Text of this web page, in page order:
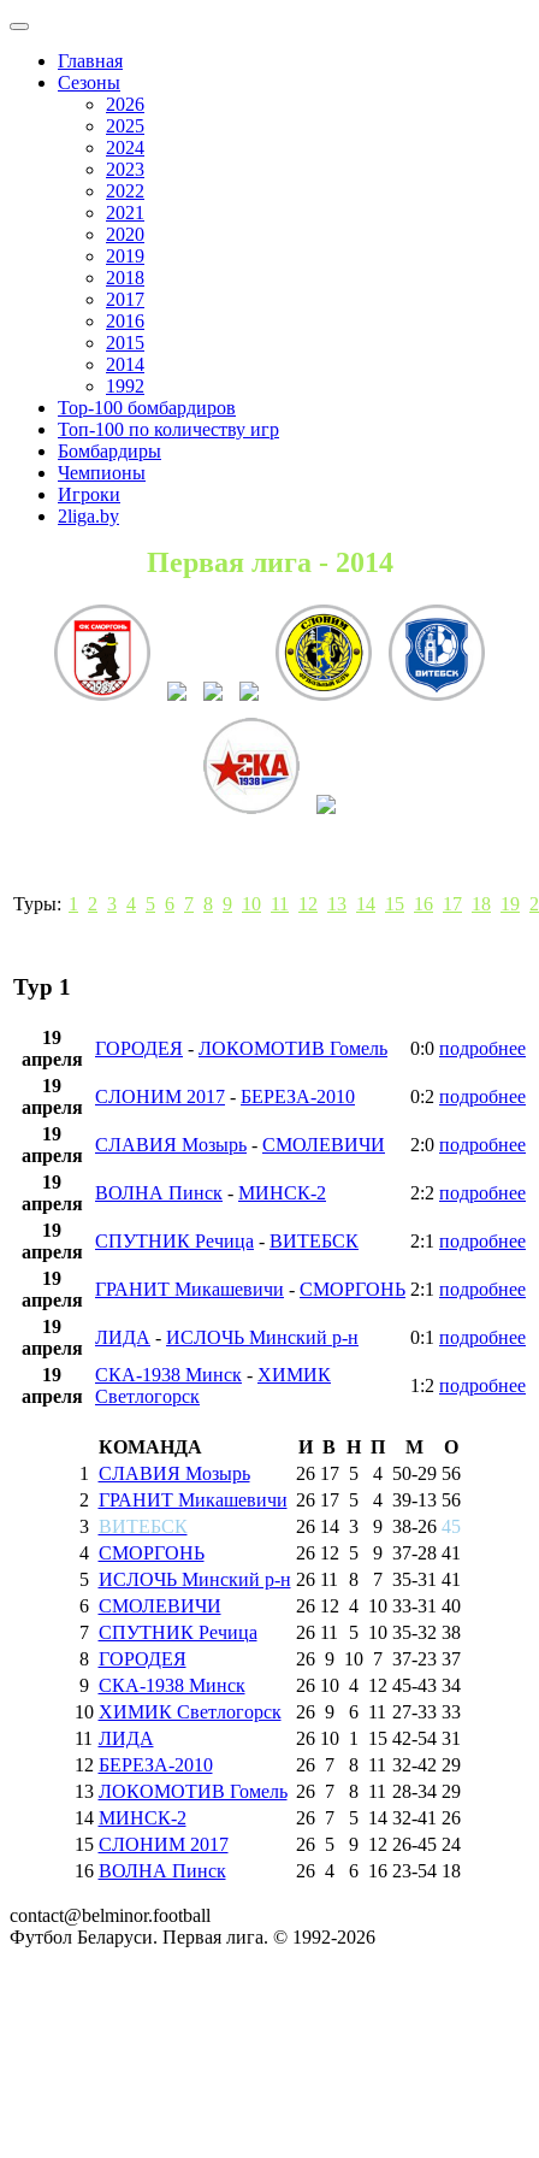
Главная
Сезоны
2026
2025
2024
2023
2022
2021
2020
2019
2018
2017
2016
2015
2014
1992
Top-100 бомбардиров
Топ-100 по количеству игр
Бомбардиры
Чемпионы
Игроки
2liga.by
Первая лига - 2014
Туры: 1 2 3 4 5 6 7 8 9 10 11 12 13 14 15 16 17 18 19
Тур 1
19
апреля
ГОРОДЕЯ - ЛОКОМОТИВ Гомель 0:0 подробнее
19
апреля
СЛОНИМ 2017 - БЕРЕЗА-2010 0:2 подробнее
19
апреля
СЛАВИЯ Мозырь - СМОЛЕВИЧИ 2:0 подробнее
19
апреля
ВОЛНА Пинск - МИНСК-2 2:2 подробнее
19
апреля
СПУТНИК Речица - ВИТЕБСК 2:1 подробнее
19
апреля
ГРАНИТ Микашевичи - СМОРГОНЬ 2:1 подробнее
19
апреля
ЛИДА - ИСЛОЧЬ Минский р-н 0:1 подробнее
19
апреля
СКА-1938 Минск - ХИМИК
Светлогорск
1:2 подробнее
КОМАНДА И В Н П М
О
1
СЛАВИЯ Мозырь 26 17 5 4 50-29 56
2 ГРАНИТ Микашевичи 26 17 5 4 39-13 56
3 ВИТЕБСК 26 14 3 9 38-26 45
4 СМОРГОНЬ 26 12 5 9 37-28 41
5 ИСЛОЧЬ Минский р-н 26 11 8 7 35-31 41
6 СМОЛЕВИЧИ 26 12 4 10 33-31 40
7 СПУТНИК Речица 26 11 5 10 35-32 38
8 ГОРОДЕЯ 26 9 10 7 37-23 37
9 СКА-1938 Минск 26 10 4 12 45-43 34
10 ХИМИК Светлогорск 26 9 6 11 27-33 33
11 ЛИДА 26 10 1 15 42-54 31
12 БЕРЕЗА-2010 26 7 8 11 32-42 29
13 ЛОКОМОТИВ Гомель 26 7 8 11 28-34 29
14 МИНСК-2 26 7 5 14 32-41 26
15 СЛОНИМ 2017 26 5 9 12 26-45 24
16 ВОЛНА Пинск 26 4 6 16 23-54 18
contact@belminor.football
Футбол Беларуси. Первая лига. © 1992-2026